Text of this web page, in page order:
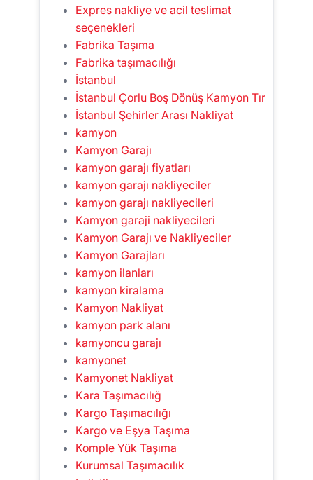
Expres nakliye ve acil teslimat
seçenekleri
Fabrika Taşıma
Fabrika taşımacılığı
İstanbul
İstanbul Çorlu Boş Dönüş Kamyon Tır
İstanbul Şehirler Arası Nakliyat
kamyon
Kamyon Garajı
kamyon garajı fiyatları
kamyon garajı nakliyeciler
kamyon garajı nakliyecileri
Kamyon garaji nakliyecileri
Kamyon Garajı ve Nakliyeciler
Kamyon Garajları
kamyon ilanları
kamyon kiralama
Kamyon Nakliyat
kamyon park alanı
kamyoncu garajı
kamyonet
Kamyonet Nakliyat
Kara Taşımacılığ
Kargo Taşımacılığı
Kargo ve Eşya Taşıma
Komple Yük Taşıma
Kurumsal Taşımacılık